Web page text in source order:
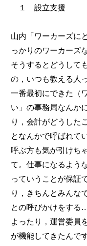
１ 設立支援
山内「ワーカーズに
っかりのワーカーズ
そうするとどうして
の，いつも教える人
一番最初にできた（
い」の事務局なんか
り，会計がどうした
となんかで呼ばれて
呼ぶ方も気が引けち
て。仕事になるよう
っていうことが保証
り，きちんとみんな
との呼びかけをす
よったり，運営委
が機能してきたんで